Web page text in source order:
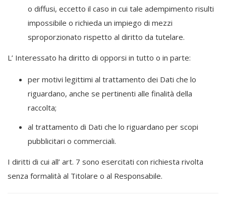
o diffusi, eccetto il caso in cui tale adempimento risulti
impossibile o richieda un impiego di mezzi
sproporzionato rispetto al diritto da tutelare.
L’ Interessato ha diritto di opporsi in tutto o in parte:
per motivi legittimi al trattamento dei Dati che lo
riguardano, anche se pertinenti alle finalità della
raccolta;
al trattamento di Dati che lo riguardano per scopi
pubblicitari o commerciali.
I diritti di cui all’ art. 7 sono esercitati con richiesta rivolta
senza formalità al Titolare o al Responsabile.